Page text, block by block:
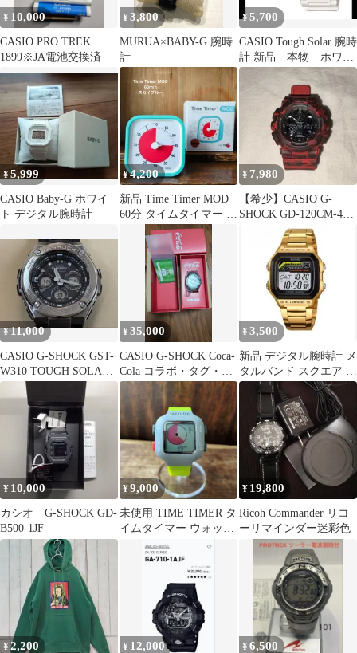
勉強 介護
¥ 10,000
CASIO PRO TREK
1899※JA電池交換済
¥3,800
MURUA×BABY-G 腕時
計
¥5,700
CASIO Tough Solar 腕時
計 新品 本物 ホワイ
ト
¥5,999
CASIO Baby-G ホワイ
ト デジタル腕時計
¥4,200
新品 Time Timer MOD
60分 タイムタイマー ス
カイブルー 9㎝
¥7,980
【希少】CASIO G-
SHOCK GD-120CM-4JF
¥11,000
CASIO G-SHOCK GST-
W310 TOUGH SOLAR
シルバー
¥35,000
CASIO G-SHOCK Coca-
Cola コラボ・タグ・説
明書付き
¥ 3,500
新品 デジタル腕時計 メ
タルバンド スクエア カ
ラー：ゴールド
¥ 10,000
カシオ G-SHOCK GD-
B500-1JF
¥9,000
未使用 TIME TIMER タ
イムタイマー ウォッチ
プラス グリーン 腕時計
¥ 19,800
Ricoh Commander リコ
ーリマインダー迷彩色
¥2,200 ¥ 12,000 ¥6,500